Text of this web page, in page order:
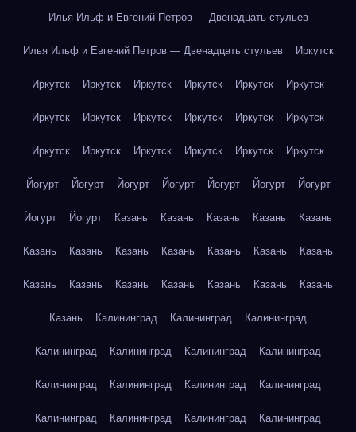
Илья Ильф и Евгений Петров — Двенадцать стульев
Илья Ильф и Евгений Петров — Двенадцать стульев Иркутск
Иркутск Иркутск Иркутск Иркутск Иркутск Иркутск
Иркутск Иркутск Иркутск Иркутск Иркутск Иркутск
Иркутск Иркутск Иркутск Иркутск Иркутск Иркутск
Йогурт Йогурт Йогурт Йогурт Йогурт Йогурт Йогурт
Йогурт Йогурт Казань Казань Казань Казань Казань
Казань Казань Казань Казань Казань Казань Казань
Казань Казань Казань Казань Казань Казань Казань
Казань Калининград Калининград Калининград
Калининград Калининград Калининград Калининград
Калининград Калининград Калининград Калининград
Калининград Калининград Калининград Калининград